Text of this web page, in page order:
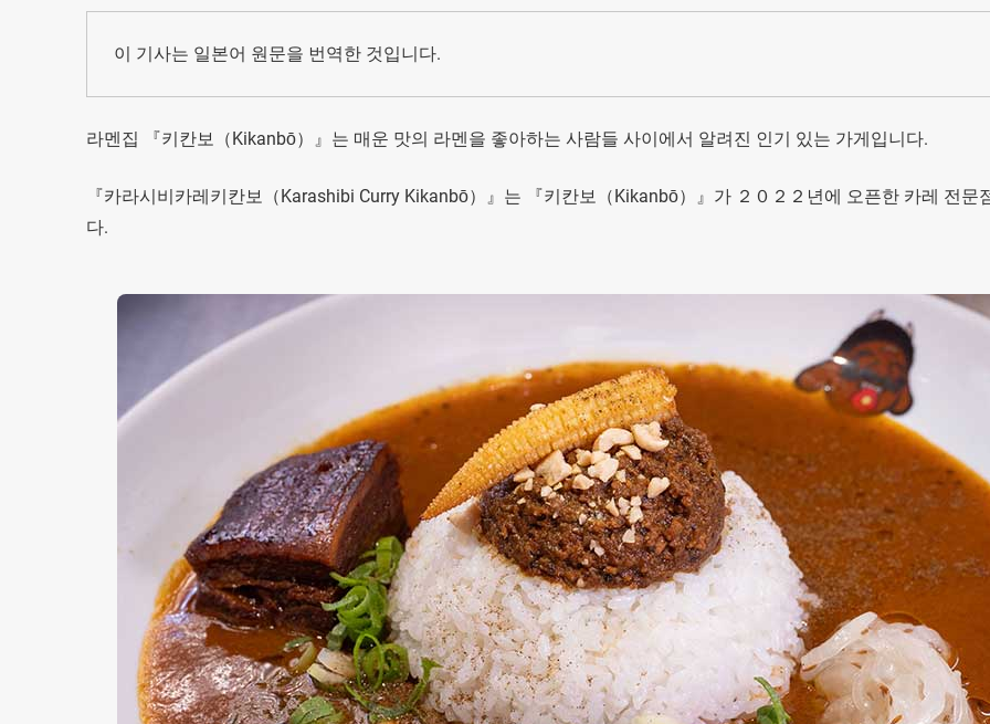
이 기사는 일본어 원문을 번역한 것입니다.
라멘집 『키칸보（Kikanbō）』는 매운 맛의 라멘을 좋아하는 사람들 사이에서 알려진 인기 있는 가게입니다.
『카라시비카레키칸보（Karashibi Curry Kikanbō）』는 『키칸보（Kikanbō）』가 ２０２２년에 오픈한 카레 전문
다.